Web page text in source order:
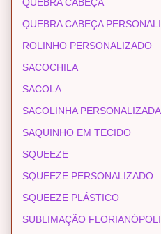
QUEBRA CABEÇA
ROLINHO PERSONALIZADO
SACOCHILA
SACOLA
SACOLINHA PERSONALIZADA
SAQUINHO EM TECIDO
SQUEEZE
SQUEEZE PERSONALIZADO
SQUEEZE PLÁSTICO
SUBLIMAÇÃO